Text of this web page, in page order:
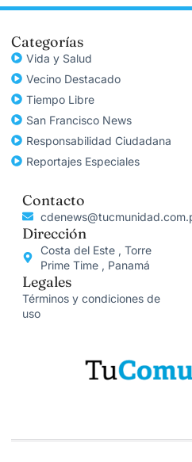
Categorías
Vida y Salud
Vecino Destacado
Tiempo Libre
San Francisco News
Responsabilidad Ciudadana
Reportajes Especiales
Contacto
Dirección
Costa del Este , Torre
Prime Time , Panamá
Legales
Términos y condiciones de
uso